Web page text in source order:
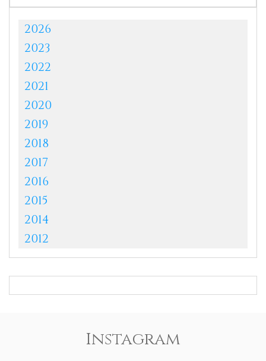
2026
2023
2022
2021
2020
2019
2018
2017
2016
2015
2014
2012
Instagram